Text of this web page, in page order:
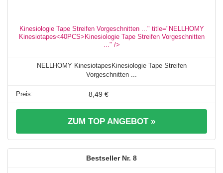
Kinesiologie Tape Streifen Vorgeschnitten ..." title="NELLHOMY
Kinesiotapes<40PCS>Kinesiologie Tape Streifen Vorgeschnitten
..." />
NELLHOMY KinesiotapesKinesiologie Tape Streifen
Vorgeschnitten ...
8,49 €
ZUM TOP ANGEBOT »
8